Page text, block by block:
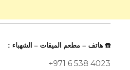
☎️ هاتف – مطعم الميقات – الشهباء :
+971 6 538 4023